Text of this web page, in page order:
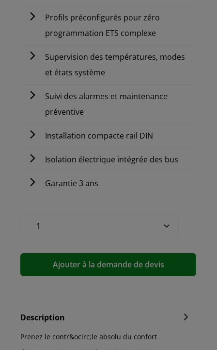
Profils préconfigurés pour zéro
programmation ETS complexe
Supervision des températures, modes
et états système
Suivi des alarmes et maintenance
préventive
Installation compacte rail DIN
Isolation électrique intégrée des bus
Garantie 3 ans
Ajouter à la demande de devis
Description
Prenez le contr&ocirc;le absolu du confort